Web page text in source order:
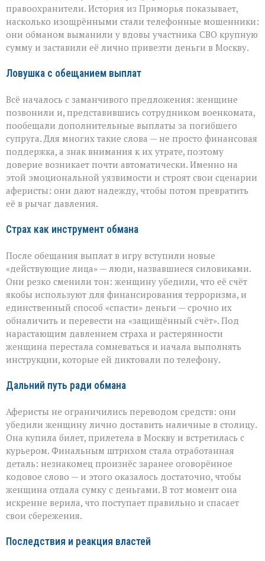
вдова
военного
лишилась
миллионов
из‑за
правоохранители. История из Приморья показывает,
насколько изощрёнными стали телефонные мошенники:
они обманом выманили у вдовы участника СВО крупную
сумму и заставили её лично привезти деньги в Москву.
Ловушка с обещанием выплат
Всё началось с заманчивого предложения: женщине
позвонили и, представившись сотрудником военкомата,
пообещали дополнительные выплаты за погибшего
супруга. Для многих такие слова — не просто финансовая
поддержка, а знак внимания к их утрате, поэтому
доверие возникает почти автоматически. Именно на
этой эмоциональной уязвимости и строят свои сценарии
аферисты: они дают надежду, чтобы потом превратить
её в рычаг давления.
Страх как инструмент обмана
После обещания выплат в игру вступили новые
«действующие лица» — люди, назвавшиеся силовиками.
Они резко сменили тон: женщину убедили, что её счёт
якобы используют для финансирования терроризма, и
единственный способ «спасти» деньги — срочно их
обналичить и перевести на «защищённый счёт». Под
нарастающим давлением страха и растерянности
женщина перестала сомневаться и начала выполнять
инструкции, которые ей диктовали по телефону.
Дальний путь ради обмана
Аферисты не ограничились переводом средств: они
убедили женщину лично доставить наличные в столицу.
Она купила билет, прилетела в Москву и встретилась с
курьером. Финальным штрихом стала отработанная
деталь: незнакомец произнёс заранее оговорённое
кодовое слово — и этого оказалось достаточно, чтобы
женщина отдала сумку с деньгами. В тот момент она
искренне верила, что поступает правильно и спасает
свои сбережения.
Последствия и реакция властей